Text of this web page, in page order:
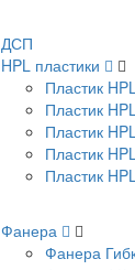
ДСП
HPL пластики
Пластик
Пластик
Пластик
Пластик
Пластик
Фанера
Фанера